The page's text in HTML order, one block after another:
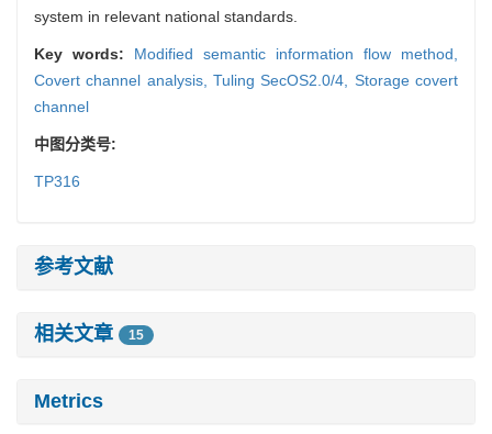
system in relevant national standards.
Key words: Modified semantic information flow method,
Covert channel analysis, Tuling SecOS2.0/4, Storage covert
channel
中图分类号:
TP316
参考文献
相关文章 15
Metrics